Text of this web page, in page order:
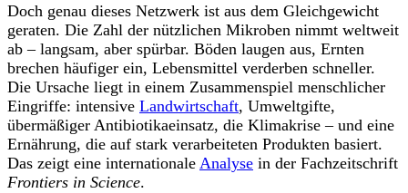
Doch genau dieses Netzwerk ist aus dem Gleichgewicht
geraten. Die Zahl der nützlichen Mikroben nimmt weltweit
ab – langsam, aber spürbar. Böden laugen aus, Ernten
brechen häufiger ein, Lebensmittel verderben schneller.
Die Ursache liegt in einem Zusammenspiel menschlicher
Eingriffe: intensive Landwirtschaft, Umweltgifte,
übermäßiger Antibiotikaeinsatz, die Klimakrise – und eine
Ernährung, die auf stark verarbeiteten Produkten basiert.
Das zeigt eine internationale Analyse in der Fachzeitschrift
Frontiers in Science.